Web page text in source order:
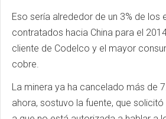
Eso sería alrededor de un 3% de los
contratados hacia China para el
cliente de Codelco y el mayor
cobre.
La minera ya ha cancelado más de
ahora, sostuvo la fuente, que